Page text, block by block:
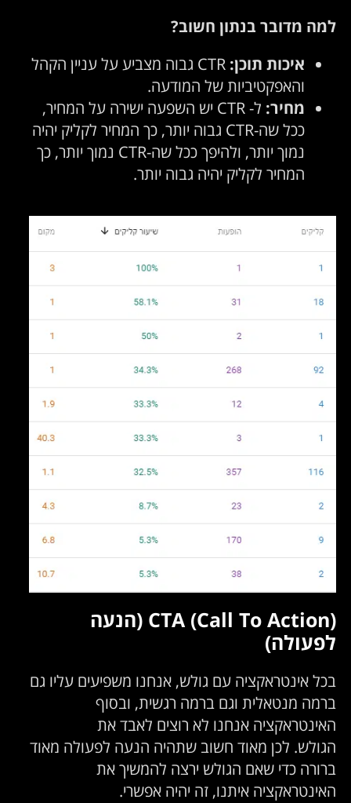
למה מדובר בנתון חשוב?
איכות תוכן:
CTR גבוה מצביע על עניין הקהל
והאפקטיביות של המודעה.
מחיר:
ל- CTR יש השפעה ישירה על המחיר,
ככל שה-CTR גבוה יותר, כך המחיר לקליק יהיה
נמוך יותר, ולהיפך ככל שה-CTR נמוך יותר, כך
המחיר לקליק יהיה גבוה יותר.
CTA (Call To Action) (הנעה
לפעולה)
בכל אינטראקציה עם גולש, אנחנו משפיעים עליו גם
ברמה מנטאלית וגם ברמה רגשית, ובסוף
האינטראקציה אנחנו לא רוצים לאבד את
הגולש. לכן מאוד חשוב שתהיה הנעה לפעולה מאוד
ברורה כדי שאם הגולש ירצה להמשיך את
האינטראקציה איתנו, זה יהיה אפשרי.